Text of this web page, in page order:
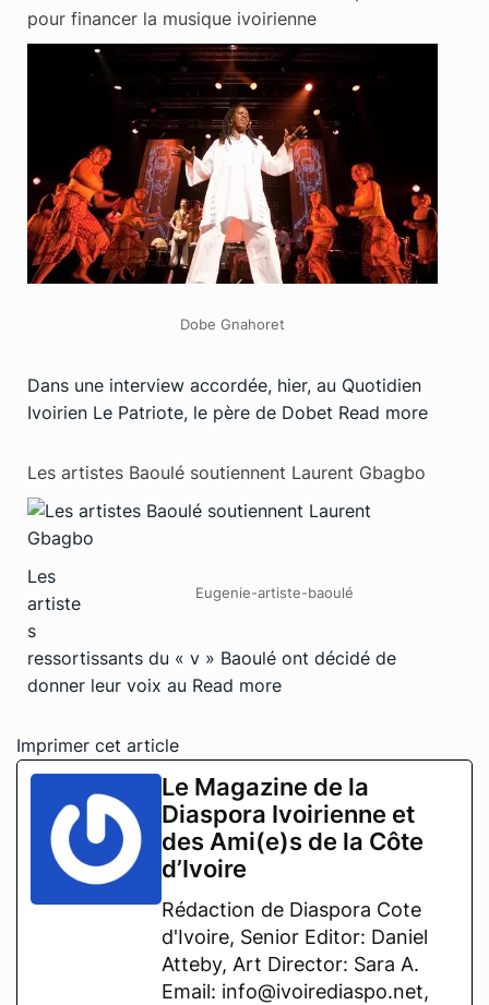
pour financer la musique ivoirienne
Dobe Gnahoret
Dans une interview accordée, hier, au Quotidien
Ivoirien Le Patriote, le père de Dobet Read more
Les artistes Baoulé soutiennent Laurent Gbagbo
Eugenie-artiste-baoulé
Les
artiste
s
ressortissants du « v » Baoulé ont décidé de
donner leur voix au Read more
Imprimer cet article
Le Magazine de la
Diaspora Ivoirienne et
des Ami(e)s de la Côte
d’Ivoire
Rédaction de Diaspora Cote
d'Ivoire, Senior Editor: Daniel
Atteby, Art Director: Sara A.
Email: info@ivoirediaspo.net,